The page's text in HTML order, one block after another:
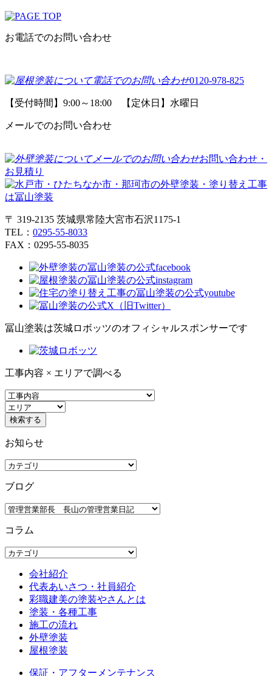
お電話でのお問い合わせ
0120-978-825
【受付時間】9:00～18:00 【定休日】水曜日
メールでのお問い合わせ
お問い合わせ・
お見積り
〒 319-2135 茨城県常陸大宮市石沢1175-1
TEL： 0295-55-8033
FAX：0295-55-8035
冨山塗装は茨城ロボッツのオフィシャルスポンサーです
工事内容 × エリアで調べる
お知らせ
ブログ
コラム
会社紹介
代表あいさつ・社員紹介
彩職建美の塗装やさんとは
塗装・各種工事
施工の流れ
外壁塗装
屋根塗装
保証・アフターメンテナンス